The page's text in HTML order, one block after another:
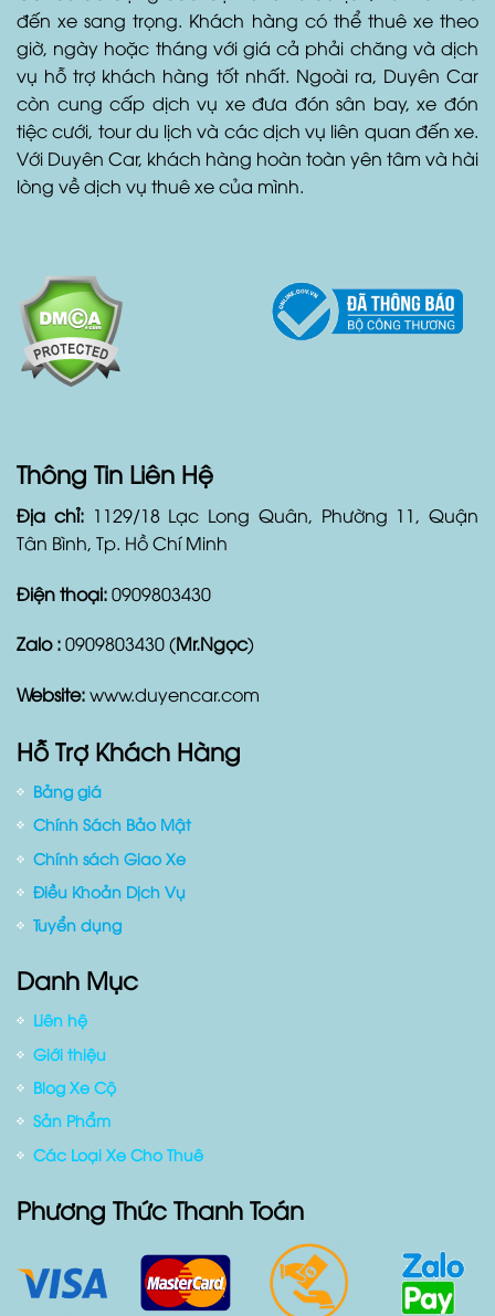
đến xe sang trọng. Khách hàng có thể thuê xe theo
giờ, ngày hoặc tháng với giá cả phải chăng và dịch
vụ hỗ trợ khách hàng tốt nhất. Ngoài ra, Duyên Car
còn cung cấp dịch vụ xe đưa đón sân bay, xe đón
tiệc cưới, tour du lịch và các dịch vụ liên quan đến xe.
Với Duyên Car, khách hàng hoàn toàn yên tâm và hài
lòng về dịch vụ thuê xe của mình.
Thông Tin Liên Hệ
Địa chỉ: 1129/18 Lạc Long Quân, Phường 11, Quận
Tân Bình, Tp. Hồ Chí Minh
Điện thoại:0909803430
Zalo :0909803430 (Mr.Ngọc)
Website:www.duyencar.com
Hỗ Trợ Khách Hàng
Bảng giá
Chính Sách Bảo Mật
Chính sách Giao Xe
Điều Khoản Dịch Vụ
Tuyển dụng
Danh Mục
Liên hệ
Giới thiệu
Blog Xe Cộ
Sản Phẩm
Các Loại Xe Cho Thuê
Phương Thức Thanh Toán